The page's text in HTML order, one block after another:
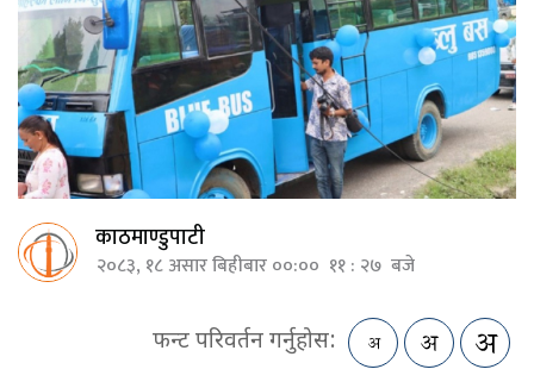
काठमाण्डुपाटी
२०८३, १८ असार बिहीबार ००:०० ११ : २७ बजे
फन्ट परिवर्तन गर्नुहोस: